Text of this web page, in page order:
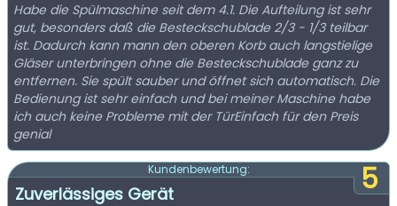
Habe die Spülmaschine seit dem 4.1. Die Aufteilung ist sehr
gut, besonders daß die Besteckschublade 2/3 - 1/3 teilbar
ist. Dadurch kann mann den oberen Korb auch langstielige
Gläser unterbringen ohne die Besteckschublade ganz zu
entfernen. Sie spült sauber und öffnet sich automatisch. Die
Bedienung ist sehr einfach und bei meiner Maschine habe
ich auch keine Probleme mit der TürEinfach für den Preis
genial
5
Kundenbewertung:
Zuverlässiges Gerät